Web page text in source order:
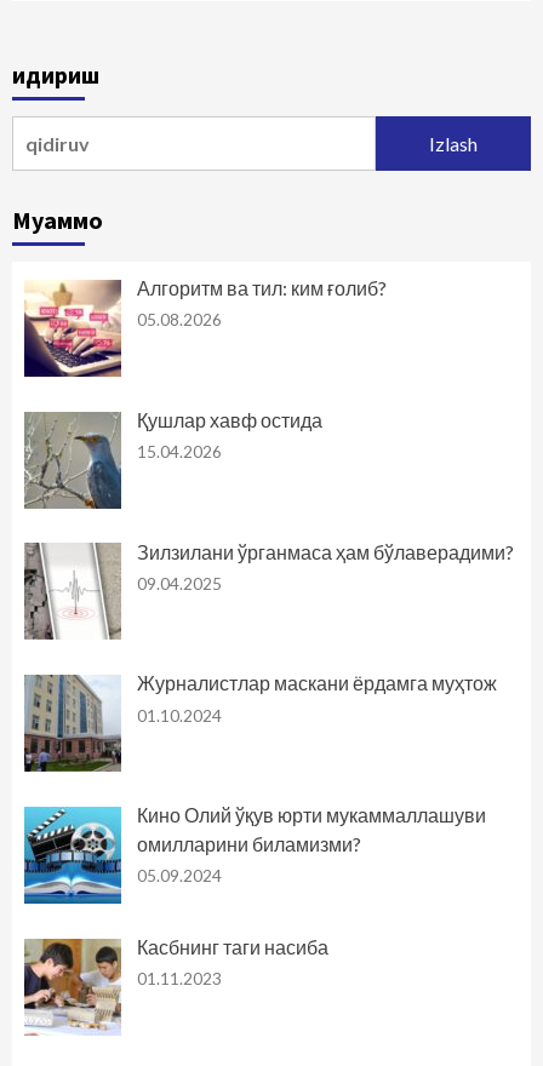
Қидириш
Муаммо
Алгоритм ва тил: ким ғолиб?
05.08.2026
Қушлар хавф остида
15.04.2026
Зилзилани ўрганмаса ҳам бўлаверадими?
09.04.2025
Журналистлар маскани ёрдамга муҳтож
01.10.2024
Кино Олий ўқув юрти мукаммаллашуви
омилларини биламизми?
05.09.2024
Касбнинг таги насиба
01.11.2023